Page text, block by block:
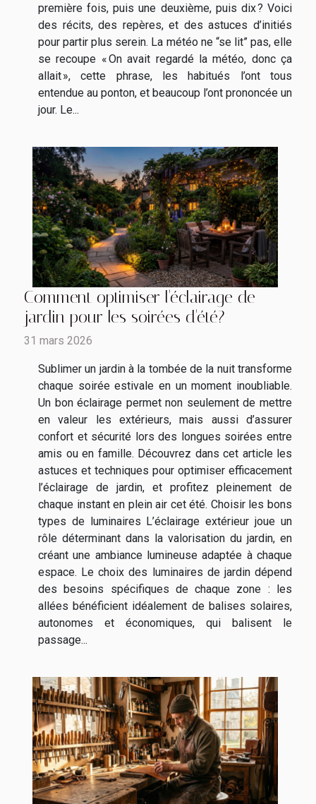
première fois, puis une deuxième, puis dix ? Voici
des récits, des repères, et des astuces d’initiés
pour partir plus serein. La météo ne “se lit” pas, elle
se recoupe « On avait regardé la météo, donc ça
allait », cette phrase, les habitués l’ont tous
entendue au ponton, et beaucoup l’ont prononcée un
jour. Le...
Comment optimiser l'éclairage de
jardin pour les soirées d'été?
31 mars 2026
Sublimer un jardin à la tombée de la nuit transforme
chaque soirée estivale en un moment inoubliable.
Un bon éclairage permet non seulement de mettre
en valeur les extérieurs, mais aussi d’assurer
confort et sécurité lors des longues soirées entre
amis ou en famille. Découvrez dans cet article les
astuces et techniques pour optimiser efficacement
l’éclairage de jardin, et profitez pleinement de
chaque instant en plein air cet été. Choisir les bons
types de luminaires L’éclairage extérieur joue un
rôle déterminant dans la valorisation du jardin, en
créant une ambiance lumineuse adaptée à chaque
espace. Le choix des luminaires de jardin dépend
des besoins spécifiques de chaque zone : les
allées bénéficient idéalement de balises solaires,
autonomes et économiques, qui balisent le
passage...